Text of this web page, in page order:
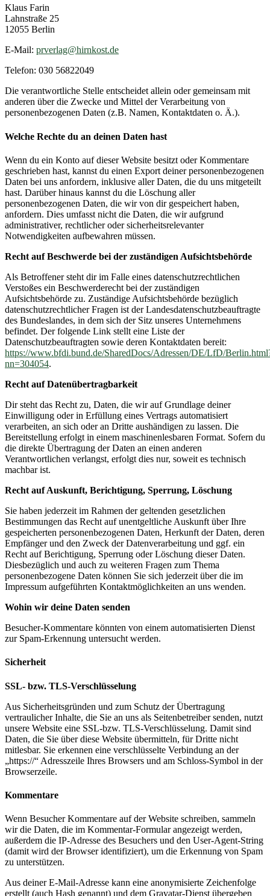
Klaus Farin
Lahnstraße 25
12055 Berlin
E-Mail: prverlag@hirnkost.de
Telefon: 030 56822049
Die verantwortliche Stelle entscheidet allein oder gemeinsam mit
anderen über die Zwecke und Mittel der Verarbeitung von
personenbezogenen Daten (z.B. Namen, Kontaktdaten o. Ä.).
Welche Rechte du an deinen Daten hast
Wenn du ein Konto auf dieser Website besitzt oder Kommentare
geschrieben hast, kannst du einen Export deiner personenbezogenen
Daten bei uns anfordern, inklusive aller Daten, die du uns mitgeteilt
hast. Darüber hinaus kannst du die Löschung aller
personenbezogenen Daten, die wir von dir gespeichert haben,
anfordern. Dies umfasst nicht die Daten, die wir aufgrund
administrativer, rechtlicher oder sicherheitsrelevanter
Notwendigkeiten aufbewahren müssen.
Recht auf Beschwerde bei der zuständigen Aufsichtsbehörde
Als Betroffener steht dir im Falle eines datenschutzrechtlichen
Verstoßes ein Beschwerderecht bei der zuständigen
Aufsichtsbehörde zu. Zuständige Aufsichtsbehörde bezüglich
datenschutzrechtlicher Fragen ist der Landesdatenschutzbeauftragte
des Bundeslandes, in dem sich der Sitz unseres Unternehmens
befindet. Der folgende Link stellt eine Liste der
Datenschutzbeauftragten sowie deren Kontaktdaten bereit:
https://www.bfdi.bund.de/SharedDocs/Adressen/DE/LfD/
nn=304054.
Recht auf Datenübertragbarkeit
Dir steht das Recht zu, Daten, die wir auf Grundlage deiner
Einwilligung oder in Erfüllung eines Vertrags automatisiert
verarbeiten, an sich oder an Dritte aushändigen zu lassen. Die
Bereitstellung erfolgt in einem maschinenlesbaren Format. Sofern du
die direkte Übertragung der Daten an einen anderen
Verantwortlichen verlangst, erfolgt dies nur, soweit es technisch
machbar ist.
Recht auf Auskunft, Berichtigung, Sperrung, Löschung
Sie haben jederzeit im Rahmen der geltenden gesetzlichen
Bestimmungen das Recht auf unentgeltliche Auskunft über Ihre
gespeicherten personenbezogenen Daten, Herkunft der Daten, deren
Empfänger und den Zweck der Datenverarbeitung und ggf. ein
Recht auf Berichtigung, Sperrung oder Löschung dieser Daten.
Diesbezüglich und auch zu weiteren Fragen zum Thema
personenbezogene Daten können Sie sich jederzeit über die im
Impressum aufgeführten Kontaktmöglichkeiten an uns wenden.
Wohin wir deine Daten senden
Besucher-Kommentare könnten von einem automatisierten Dienst
zur Spam-Erkennung untersucht werden.
Sicherheit
SSL- bzw. TLS-Verschlüsselung
Aus Sicherheitsgründen und zum Schutz der Übertragung
vertraulicher Inhalte, die Sie an uns als Seitenbetreiber senden, nutzt
unsere Website eine SSL-bzw. TLS-Verschlüsselung. Damit sind
Daten, die Sie über diese Website übermitteln, für Dritte nicht
mitlesbar. Sie erkennen eine verschlüsselte Verbindung an der
„https://“ Adresszeile Ihres Browsers und am Schloss-Symbol in der
Browserzeile.
Kommentare
Wenn Besucher Kommentare auf der Website schreiben, sammeln
wir die Daten, die im Kommentar-Formular angezeigt werden,
außerdem die IP-Adresse des Besuchers und den User-Agent-String
(damit wird der Browser identifiziert), um die Erkennung von Spam
zu unterstützen.
Aus deiner E-Mail-Adresse kann eine anonymisierte Zeichenfolge
erstellt (auch Hash genannt) und dem Gravatar-Dienst übergeben